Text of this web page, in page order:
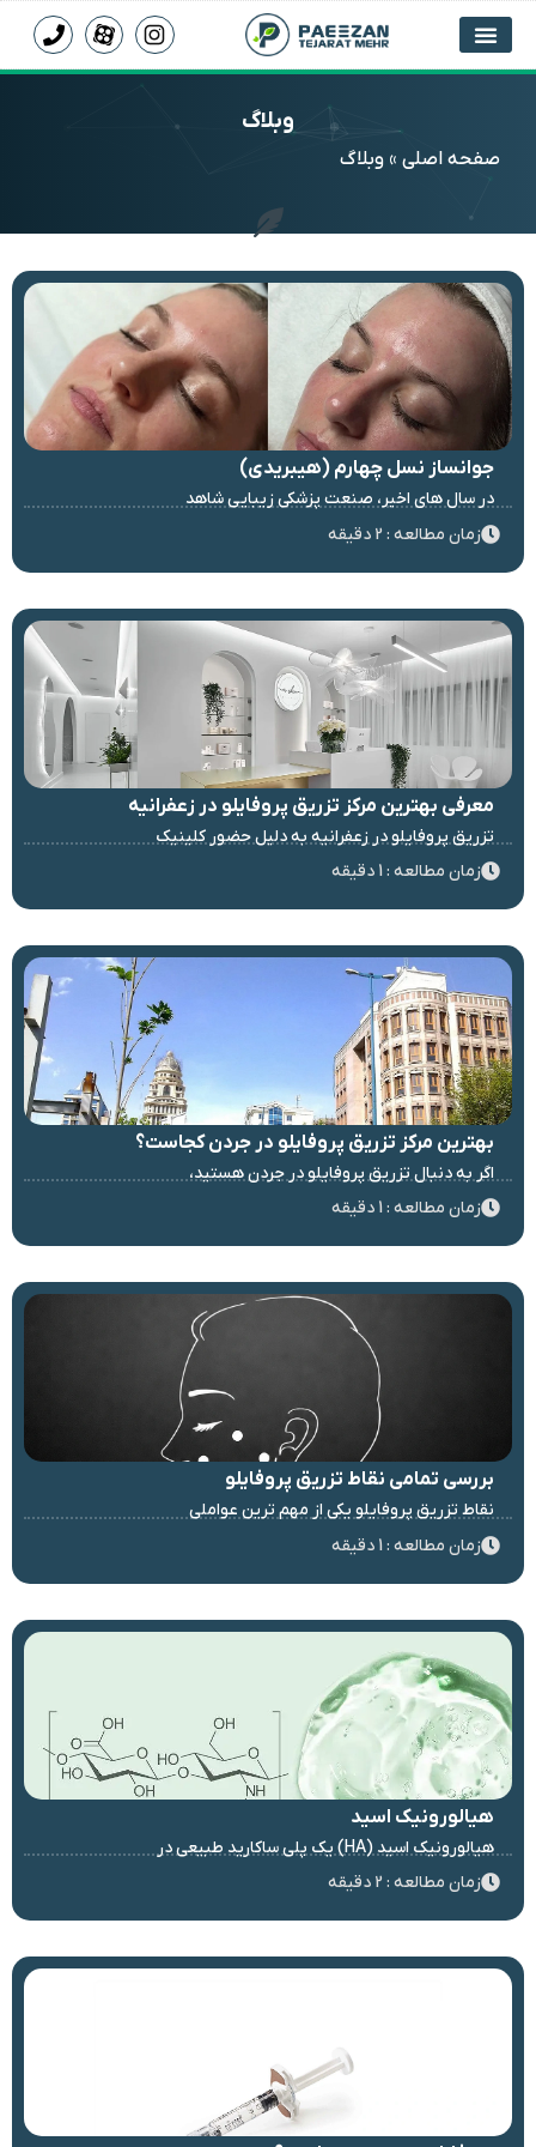
وبلاگ
صفحه اصلی » وبلاگ
جوانساز نسل چهارم (هیبریدی)
در سال های اخیر، صنعت پزشکی زیبایی شاهد
زمان مطالعه : 2 دقیقه
معرفی بهترین مرکز تزریق پروفایلو در زعفرانیه
تزریق پروفایلو در زعفرانیه به دلیل حضور کلینیک
زمان مطالعه : 1 دقیقه
بهترین مرکز تزریق پروفایلو در جردن کجاست؟
اگر به دنبال تزریق پروفایلو در جردن هستید،
زمان مطالعه : 1 دقیقه
بررسی تمامی نقاط تزریق پروفایلو
نقاط تزریق پروفایلو یکی از مهم ترین عواملی
زمان مطالعه : 1 دقیقه
هیالورونیک اسید
هیالورونیک اسید (HA) یک پلی ساکارید طبیعی در
زمان مطالعه : 2 دقیقه